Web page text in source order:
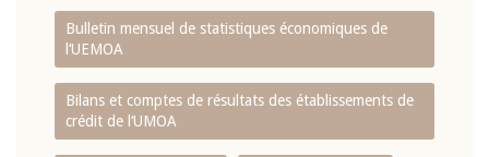
Bulletin mensuel de statistiques économiques de
l‘UEMOA
Bilans et comptes de résultats des établissements de
crédit de l‘UMOA